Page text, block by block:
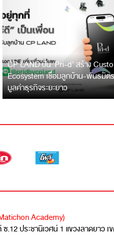
CP LAND ปั้น ‘Pri-d’ สร้าง
Ecosystem เชื่อมลูกบ้าน-พันธมิต
มูลค่าธุรกิจระยะยาว
Academy)
.12 ประชานิเวศน์ 1 แขวงลาดยาว